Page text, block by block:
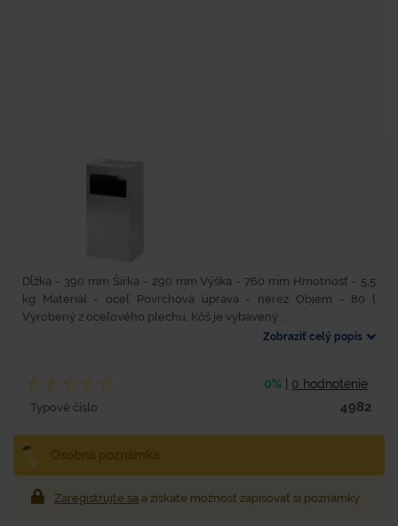
Dĺžka - 390 mm Šírka - 290 mm Výška - 760 mm Hmotnosť - 5,5
kg Materiál - oceľ Povrchová úprava - nerez Objem - 80 l
Vyrobený z oceľového plechu. Kôš je vybavený...
Zobraziť celý popis
0% 0 hodnotenie
Typové číslo 4982
Zaregistrujte sa a získate možnosť zapisovať si poznámky